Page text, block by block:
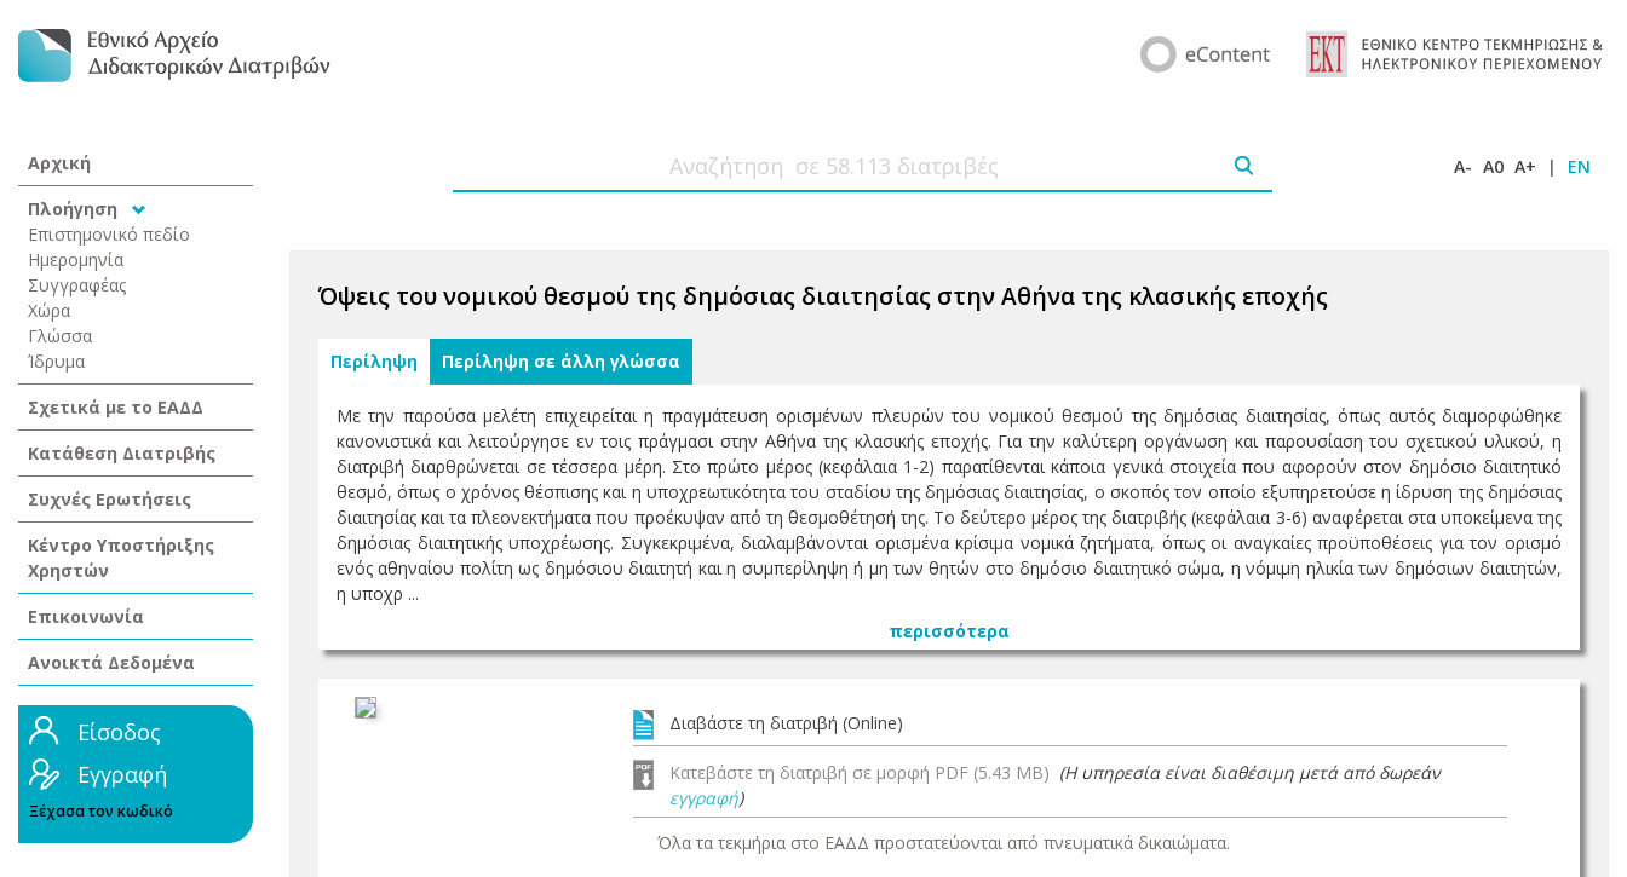
Αρχική
Πλοήγηση
Επιστημονικό πεδίο
Ημερομηνία
Συγγραφέας
Χώρα
Γλώσσα
Ίδρυμα
Σχετικά με το ΕΑΔΔ
Κατάθεση Διατριβής
Συχνές Ερωτήσεις
Κέντρο Υποστήριξης
Χρηστών
Επικοινωνία
Ανοικτά Δεδομένα
Είσοδος
Εγγραφή
Ξέχασα τον κωδικό
A- A0 A+ | EN
Όψεις του νομικού θεσμού της δημόσιας διαιτησίας στην Αθήνα της κλασικής εποχής
Περίληψη Περίληψη σε άλλη γλώσσα
Με την παρούσα μελέτη επιχειρείται η πραγμάτευση ορισμένων πλευρών του νομικού θεσμού της δημόσιας διαιτησίας, όπως αυτός διαμορφώθηκε
κανονιστικά και λειτούργησε εν τοις πράγμασι στην Αθήνα της κλασικής εποχής. Για την καλύτερη οργάνωση και παρουσίαση του σχετικού υλικού, η
διατριβή διαρθρώνεται σε τέσσερα μέρη. Στο πρώτο μέρος (κεφάλαια 1-2) παρατίθενται κάποια γενικά στοιχεία που αφορούν στον δημόσιο διαιτητικό
θεσμό, όπως ο χρόνος θέσπισης και η υποχρεωτικότητα του σταδίου της δημόσιας διαιτησίας, ο σκοπός τον οποίο εξυπηρετούσε η ίδρυση της δημόσιας
διαιτησίας και τα πλεονεκτήματα που προέκυψαν από τη θεσμοθέτησή της. Το δεύτερο μέρος της διατριβής (κεφάλαια 3-6) αναφέρεται στα υποκείμενα της
δημόσιας διαιτητικής υποχρέωσης. Συγκεκριμένα, διαλαμβάνονται ορισμένα κρίσιμα νομικά ζητήματα, όπως οι αναγκαίες προϋποθέσεις για τον ορισμό
ενός αθηναίου πολίτη ως δημόσιου διαιτητή και η συμπερίληψη ή μη των θητών στο δημόσιο διαιτητικό σώμα, η νόμιμη ηλικία των δημόσιων διαιτητών,
η υποχρ ...
περισσότερα
Διαβάστε τη διατριβή (Online)
Κατεβάστε τη διατριβή σε μορφή PDF (5.43 MB) (Η υπηρεσία είναι διαθέσιμη μετά από δωρεάν
εγγραφή)
Όλα τα τεκμήρια στο ΕΑΔΔ προστατεύονται από πνευματικά δικαιώματα.